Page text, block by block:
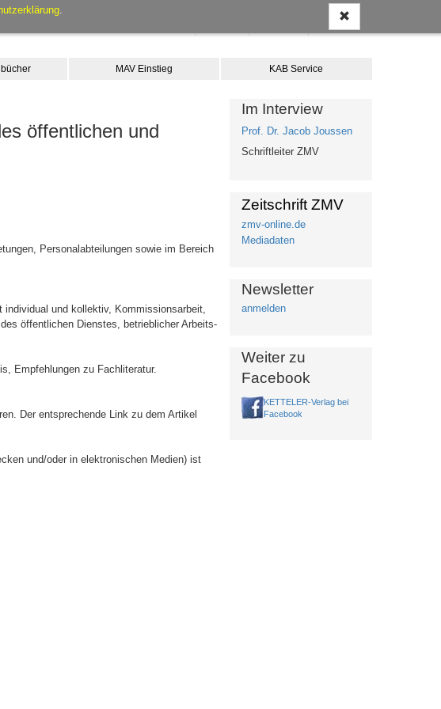
.
Warenkorb
MAV Einstieg KAB Service
öffentlichen und
Personalabteilungen sowie im Bereich
und kollektiv, Kommissionsarbeit,
öffentlichen Dienstes, betrieblicher Arbeits-
Empfehlungen zu Fachliteratur.
Der entsprechende Link zu dem Artikel
und/oder in elektronischen Medien) ist
Im Interview
Prof. Dr. Jacob Joussen
Schriftleiter ZMV
Zeitschrift ZMV
zmv-online.de
Mediadaten
Newsletter
anmelden
Weiter zu
Facebook
KETTELER-Verlag bei
Facebook